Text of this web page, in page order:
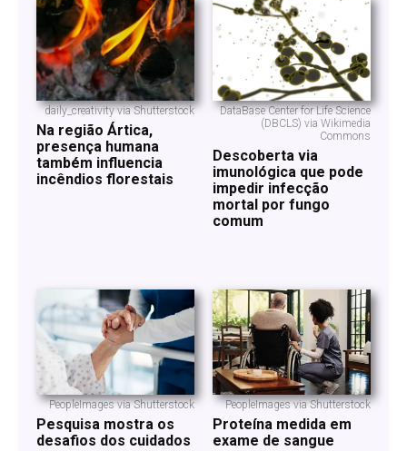
daily_creativity via Shutterstock
Na região Ártica,
presença humana
também influencia
incêndios florestais
DataBase Center for Life Science
(DBCLS) via Wikimedia
Commons
Descoberta via
imunológica que pode
impedir infecção
mortal por fungo
comum
PeopleImages via Shutterstock
Pesquisa mostra os
desafios dos cuidados
PeopleImages via Shutterstock
Proteína medida em
exame de sangue